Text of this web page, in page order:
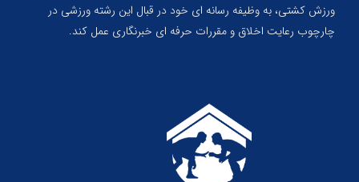
ورزش کشتی، به وظیفه رسانه ای خود در قبال این رشته ورزشی در
چارچوب رعایت اخلاق و مقررات حرفه ای خبرنگاری عمل کند.